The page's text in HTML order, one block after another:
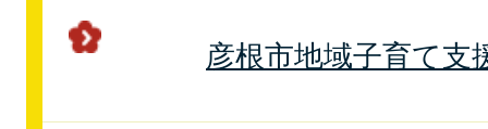
彦根市地域子育て支